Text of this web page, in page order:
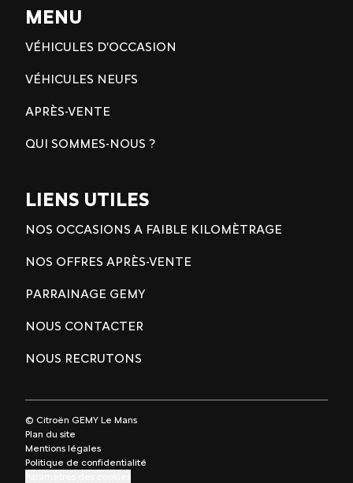
MENU
VÉHICULES D'OCCASION
VÉHICULES NEUFS
APRÈS-VENTE
QUI SOMMES-NOUS ?
LIENS UTILES
NOS OCCASIONS A FAIBLE KILOMÈTRAGE
NOS OFFRES APRÈS-VENTE
PARRAINAGE GEMY
NOUS CONTACTER
NOUS RECRUTONS
© Citroën GEMY Le Mans
Plan du site
Mentions légales
Politique de confidentialité